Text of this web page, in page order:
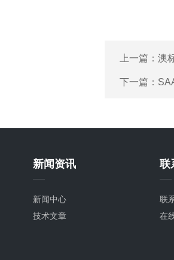
上一篇： 澳
下一篇：
新闻资讯
新闻中心
技术文章
联
联
在